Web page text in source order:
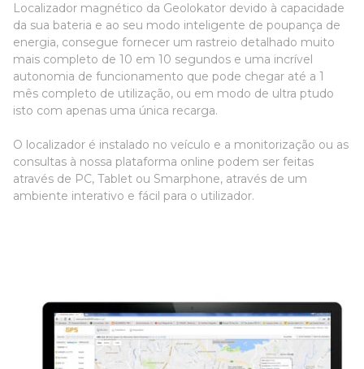
Localizador magnético da Geolokator devido à capacidade
da sua bateria e ao seu modo inteligente de poupança de
energia, consegue fornecer um rastreio detalhado muito
mais completo de 10 em 10 segundos e uma incrível
autonomia de funcionamento que pode chegar até a 1
mês completo de utilização, ou em modo de ultra ptudo
isto com apenas uma única recarga.
O localizador é instalado no veículo e a monitorização ou as
consultas à nossa plataforma online podem ser feitas
através de PC, Tablet ou Smarphone, através de um
ambiente interativo e fácil para o utilizador.